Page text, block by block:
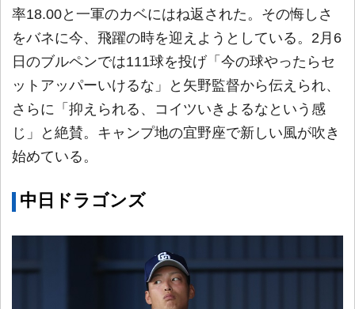
率18.00と一軍のカベにはね返された。その悔しさ
をバネに今、飛躍の時を迎えようとしている。2月6
日のブルペンでは111球を投げ「今の球やったらセ
ットアッパーいけるな」と矢野監督から伝えられ、
さらに「抑えられる、コイツいきよるなという感
じ」と絶賛。キャンプ地の宜野座で新しい風が吹き
始めている。
中日ドラゴンズ